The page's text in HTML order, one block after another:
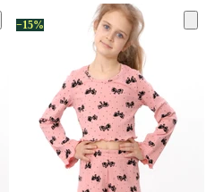
−15%